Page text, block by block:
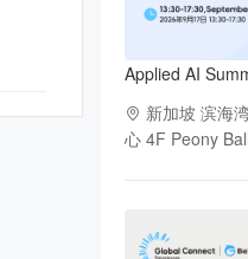
Applied AI
新加坡 滨海
心 4F Peony